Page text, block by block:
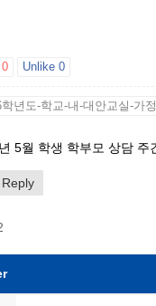
0 Unlike 0
년도-학교-내-대안교실-가
5월 학생 학부모 상담 주
Reply